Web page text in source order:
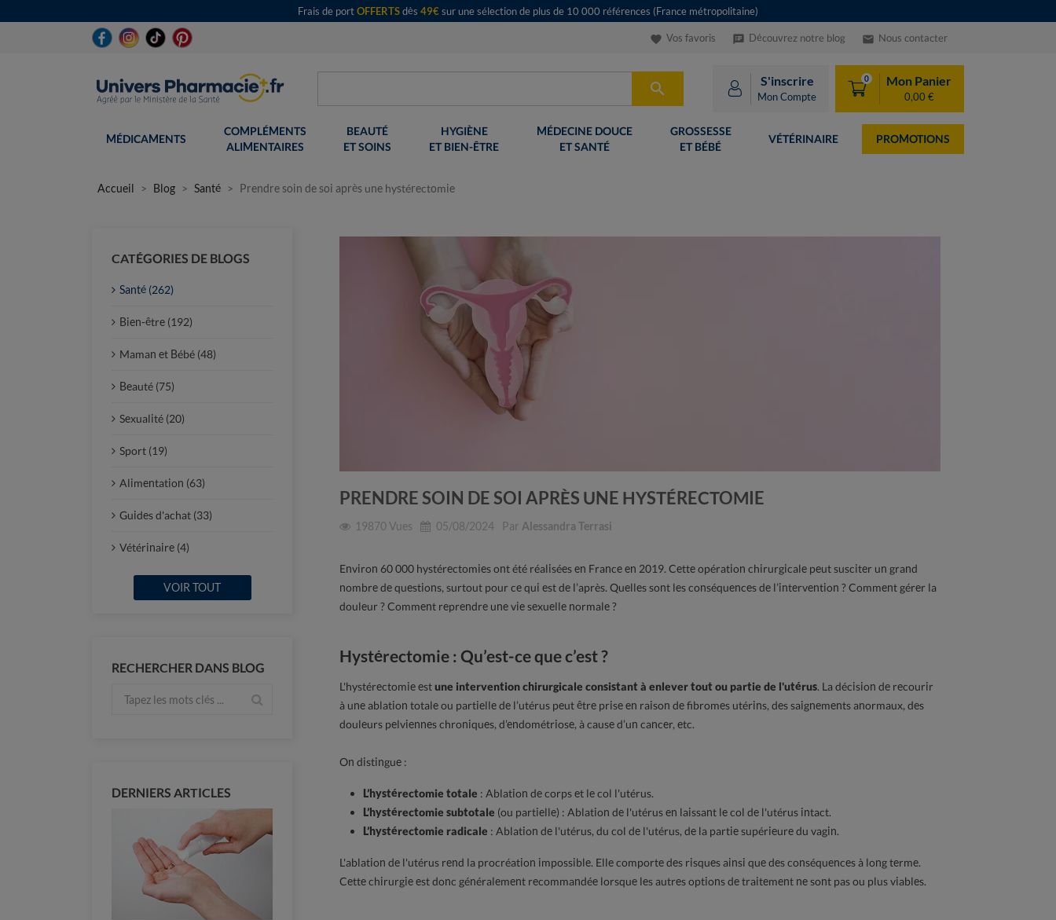
Frais de portOFFERTSdès 49€sur une sélection de plus de 10 000 références (France métropolitaine)
favorite Vos favoris speaker_notes Découvrez notre blog email Nous contacter
 S'inscrire
Mon Compte
0 Mon Panier
0,00 €
MÉDICAMENTS
COMPLÉMENTS
ALIMENTAIRES
BEAUTÉ
ET SOINS
HYGIÈNE
ET BIEN-ÊTRE
MÉDECINE DOUCE
ET SANTÉ
GROSSESSE
ET BÉBÉ
VÉTÉRINAIRE PROMOTIONS
Accueil Blog Santé Prendre soin de soi après une hystérectomie
CATÉGORIES DE BLOGS
Santé (262)
Bien-être (192)
Maman et Bébé (48)
Beauté (75)
Sexualité (20)
Sport (19)
Alimentation (63)
Guides d'achat (33)
Vétérinaire (4)
VOIR TOUT
RECHERCHER DANS BLOG
DERNIERS ARTICLES
PRENDRE SOIN DE SOI APRÈS UNE HYSTÉRECTOMIE
19870 Vues 05/08/2024 Par Alessandra Terrasi
Environ 60 000 hystérectomies ont été réalisées en France en 2019. Cette opération chirurgicale peut susciter un grand
nombre de questions, surtout pour ce qui est de l’après. Quelles sont les conséquences de l’intervention ? Comment gérer la
douleur ? Comment reprendre une vie sexuelle normale ?
Hystérectomie : Qu’est-ce que c’est ?
L'hystérectomie estune intervention chirurgicale consistant à enlever tout ou partie de l'utérus. La décision de recourir
à une ablation totale ou partielle de l’utérus peut être prise en raison de fibromes utérins, des saignements anormaux, des
douleurs pelviennes chroniques, d’endométriose, à cause d’un cancer, etc.
On distingue :
L’hystérectomie totale : Ablation de corps et le col l'utérus.
L’hystérectomie subtotale (ou partielle) : Ablation de l'utérus en laissant le col de l'utérus intact.
L’hystérectomie radicale : Ablation de l'utérus, du col de l'utérus, de la partie supérieure du vagin.
L'ablation de l'utérus rend la procréation impossible. Elle comporte des risques ainsi que des conséquences à long terme.
Cette chirurgie est donc généralement recommandée lorsque les autres options de traitement ne sont pas ou plus viables.